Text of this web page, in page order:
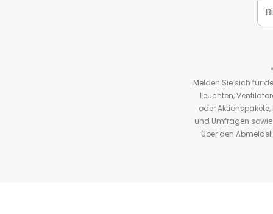
Melden Sie sich für
Leuchten,
oder
und Umfragen
über den